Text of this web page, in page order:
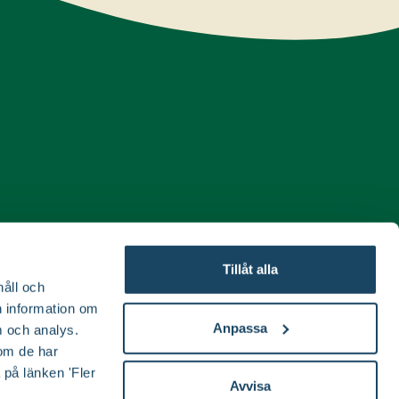
och
information om
och analys.
de har
länken 'Fler
Tillåt alla
Anpassa
Avvisa